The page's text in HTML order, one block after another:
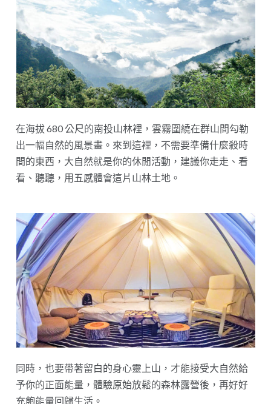
在海拔 680 公尺的南投山林裡，雲霧圍繞在群山間勾勒
出一幅自然的風景畫。來到這裡，不需要準備什麼殺時
間的東西，大自然就是你的休閒活動，建議你走走、看
看、聽聽，用五感體會這片山林土地。
同時，也要帶著留白的身心靈上山，才能接受大自然給
予你的正面能量，體驗原始放鬆的森林露營後，再好好
充飽能量回歸生活。